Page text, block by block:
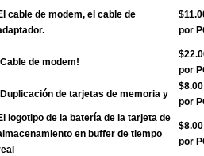
cable de modem, el cable de
por
de modem!
por
de tarjetas de memoria y
$8.00
por
logotipo de la batería de la tarjeta de
en buffer de tiempo
$8.00
por